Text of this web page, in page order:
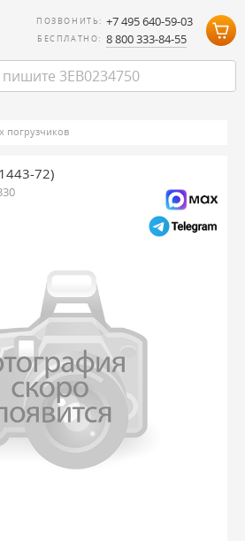
ПОЗВОНИТЬ: +7 495 640-59-03
БЕСПЛАТНО: 8 800 333-84-55
погрузчиков
72)